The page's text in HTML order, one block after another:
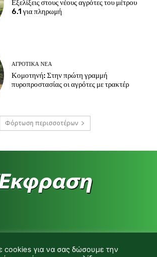
Εξελίξεις στους νέους αγρότες του μέτρου
6.1 για πληρωμή
ΑΓΡΟΤΙΚΆ ΝΈΑ
Κομοτηνή: Στην πρώτη γραμμή
πυροπροστασίας οι αγρότες με τρακτέρ
Φόρτωση περισσοτέρων
cookies για να σας δώσουμε την